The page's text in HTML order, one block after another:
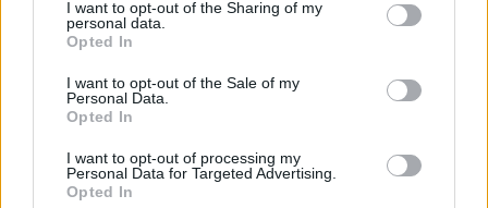
not limited to your visit or usage behaviour. You may click to
grant or deny consent to Google and its third-party tags to
use your data for below specified purposes in below Google
consent section.
I want to opt-out of the Sharing of my
personal data.
Opted In
I want to opt-out of the Sale of my
Personal Data.
Opted In
I want to opt-out of processing my
Personal Data for Targeted Advertising.
Opted In
Szerző
Szakály Sándor